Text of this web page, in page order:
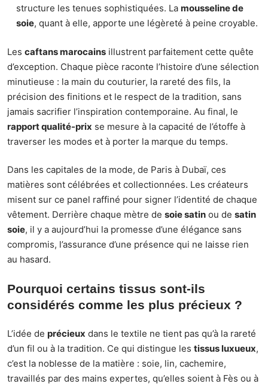
structure les tenues sophistiquées. La mousseline de
soie, quant à elle, apporte une légèreté à peine croyable.
Les caftans marocains illustrent parfaitement cette quête
d’exception. Chaque pièce raconte l’histoire d’une sélection
minutieuse : la main du couturier, la rareté des fils, la
précision des finitions et le respect de la tradition, sans
jamais sacrifier l’inspiration contemporaine. Au final, le
rapport qualité-prix se mesure à la capacité de l’étoffe à
traverser les modes et à porter la marque du temps.
Dans les capitales de la mode, de Paris à Dubaï, ces
matières sont célébrées et collectionnées. Les créateurs
misent sur ce panel raffiné pour signer l’identité de chaque
vêtement. Derrière chaque mètre de soie satin ou de satin
soie, il y a aujourd’hui la promesse d’une élégance sans
compromis, l’assurance d’une présence qui ne laisse rien
au hasard.
Pourquoi certains tissus sont-ils
considérés comme les plus précieux ?
L’idée de précieux dans le textile ne tient pas qu’à la rareté
d’un fil ou à la tradition. Ce qui distingue les tissus luxueux,
c’est la noblesse de la matière : soie, lin, cachemire,
travaillés par des mains expertes, qu’elles soient à Fès ou à